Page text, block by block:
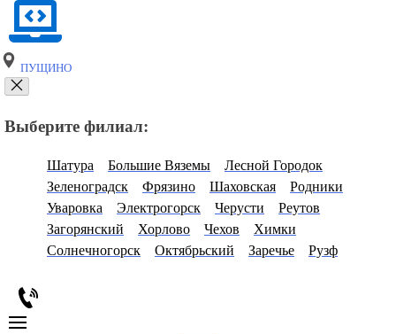
ПУЩИНО
Выберите филиал:
Шатура Большие Вяземы
Лесной Городок
Зеленоградск
Фрязино Шаховская
Родники
Уваровка
Электрогорск Черусти
Реутов
Загорянский
Хорлово Чехов
Химки
Солнечногорск
Октябрьский Заречье Рузф